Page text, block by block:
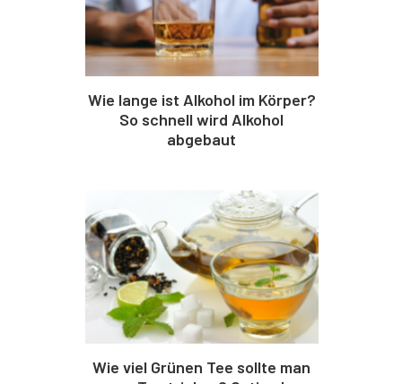
Wie lange ist Alkohol im Körper?
So schnell wird Alkohol
abgebaut
Wie viel Grünen Tee sollte man